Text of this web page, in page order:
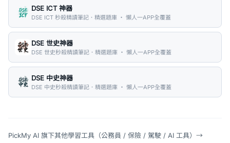
DSE ICT 神器
DSE ICT 秒殺精讀筆記．精選題庫 ・ 懶人一APP全覆蓋
DSE 世史神器
DSE 世史秒殺精讀筆記．精選題庫 ・ 懶人一APP全覆蓋
DSE 中史神器
DSE 中史秒殺精讀筆記．精選題庫 ・ 懶人一APP全覆蓋
PickMy AI 旗下其他學習工具（公務員 / 保險 / 駕駛 / AI 工具） →